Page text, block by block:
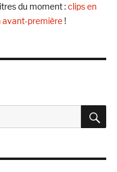
du moment :clips en
avant-première !